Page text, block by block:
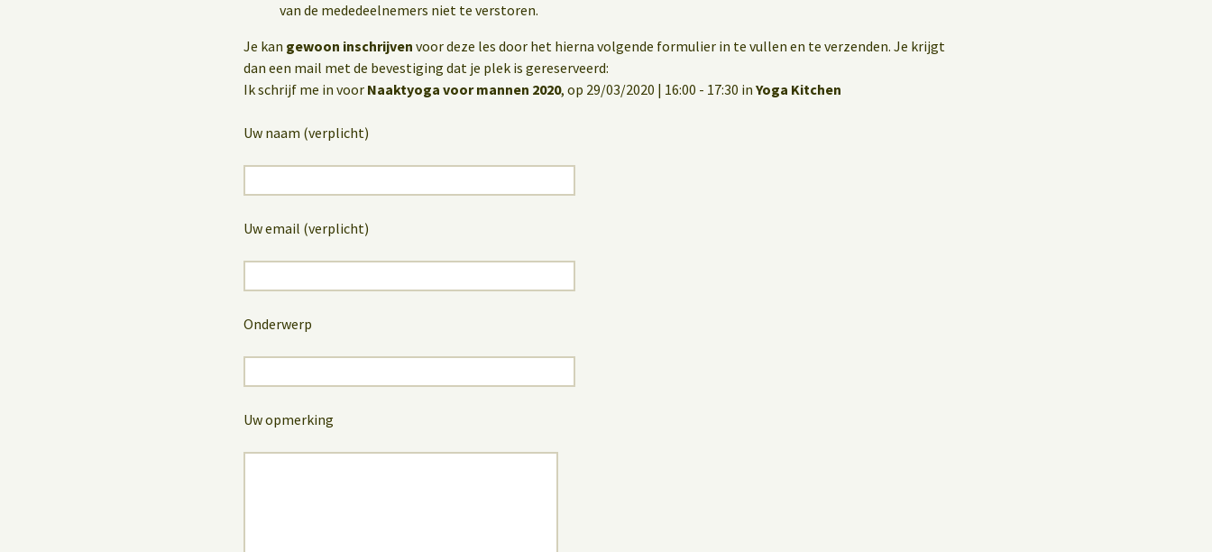
van de mededeelnemers niet te verstoren.
Je kan gewoon inschrijven voor deze les door het hierna volgende formulier in te vullen en te verzenden. Je krijgt
dan een mail met de bevestiging dat je plek is gereserveerd:
Ik schrijf me in voor Naaktyoga voor mannen 2020, op 29/03/2020 | 16:00 - 17:30 in Yoga Kitchen
Uw naam (verplicht)
Uw email (verplicht)
Onderwerp
Uw opmerking